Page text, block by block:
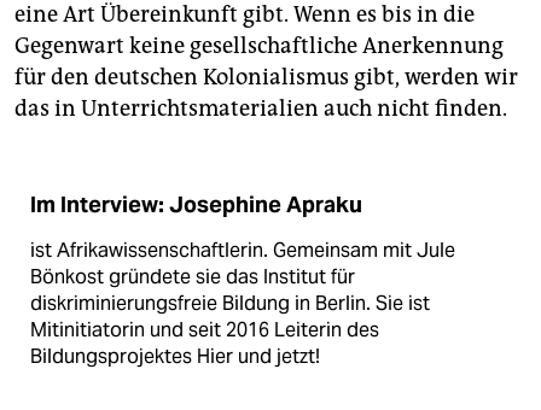
eine Art Übereinkunft gibt. Wenn es bis in die
Gegenwart keine gesellschaftliche Anerkennung
für den deutschen Kolonialismus gibt, werden wir
das in Unterrichtsmaterialien auch nicht finden.
Im Interview: Josephine Apraku
ist Afrikawissenschaftlerin. Gemeinsam mit Jule
Bönkost gründete sie das Institut für
diskriminierungsfreie Bildung in Berlin. Sie ist
Mitinitiatorin und seit 2016 Leiterin des
Bildungsprojektes Hier und jetzt!